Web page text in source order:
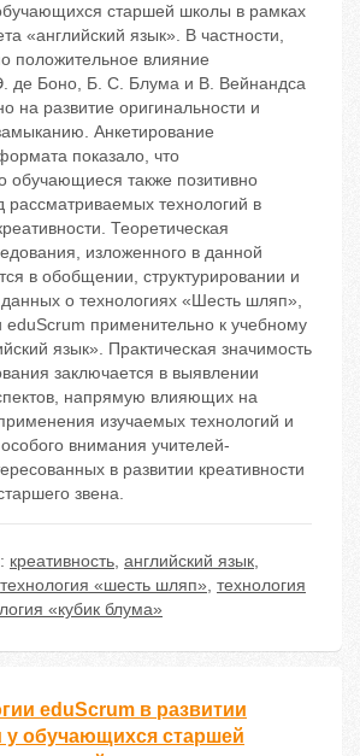
старшей школы в рамках
«английский язык». В частности,
положительное влияние
де Боно, Б. С. Блума и В. Вейнандса
на развитие оригинальности и
Анкетирование
показало, что
обучающиеся также позитивно
рассматриваемых технологий в
Теоретическая
изложенного в данной
в обобщении, структурировании и
о технологиях «Шесть шляп»,
eduScrum применительно к учебному
язык». Практическая значимость
заключается в выявлении
напрямую влияющих на
изучаемых технологий и
внимания учителей-
в развитии креативности
звена.
креативность, английский язык,
технология «шесть шляп», технология
«кубик блума»
eduScrum в развитии
у обучающихся старшей